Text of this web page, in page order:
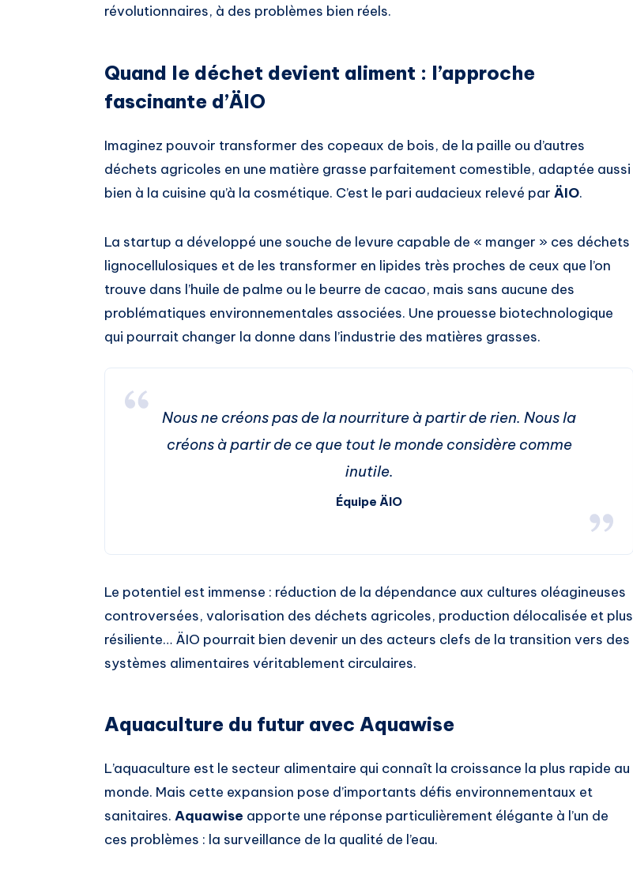
révolutionnaires, à des problèmes bien réels.
Quand le déchet devient aliment : l’approche
fascinante d’ÄIO
Imaginez pouvoir transformer des copeaux de bois, de la paille ou d’autres
déchets agricoles en une matière grasse parfaitement comestible, adaptée aussi
bien à la cuisine qu’à la cosmétique. C’est le pari audacieux relevé par ÄIO.
La startup a développé une souche de levure capable de « manger » ces déchets
lignocellulosiques et de les transformer en lipides très proches de ceux que l’on
trouve dans l’huile de palme ou le beurre de cacao, mais sans aucune des
problématiques environnementales associées. Une prouesse biotechnologique
qui pourrait changer la donne dans l’industrie des matières grasses.
Nous ne créons pas de la nourriture à partir de rien. Nous la
créons à partir de ce que tout le monde considère comme
inutile.
Équipe ÄIO
Le potentiel est immense : réduction de la dépendance aux cultures oléagineuses
controversées, valorisation des déchets agricoles, production délocalisée et plus
résiliente… ÄIO pourrait bien devenir un des acteurs clefs de la transition vers des
systèmes alimentaires véritablement circulaires.
Aquaculture du futur avec Aquawise
L’aquaculture est le secteur alimentaire qui connaît la croissance la plus rapide au
monde. Mais cette expansion pose d’importants défis environnementaux et
sanitaires. Aquawise apporte une réponse particulièrement élégante à l’un de
ces problèmes : la surveillance de la qualité de l’eau.